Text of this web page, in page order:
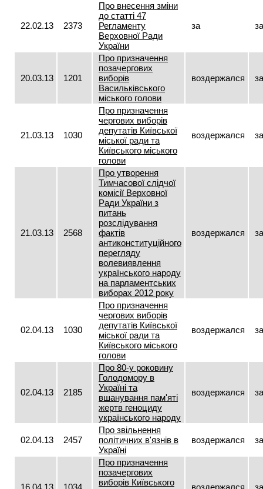
22.02.13 2373
Про внесення зміни
до статті 47
Регламенту
Верховної Ради
України
за за
20.03.13 1201
Про призначення
позачергових
виборів
Васильківського
міського голови
воздержался за
21.03.13 1030
Про призначення
чергових виборів
депутатів Київської
міської ради та
Київського міського
голови
воздержался за
21.03.13 2568
Про утворення
Тимчасової слідчої
комісії Верховної
Ради України з
питань
розслідування
фактів
антиконституційного
перегляду
волевиявлення
українського народу
на парламентських
виборах 2012 року
воздержался за
02.04.13 1030
Про призначення
чергових виборів
депутатів Київської
міської ради та
Київського міського
голови
воздержался за
02.04.13 2185
Про 80-у роковину
Голодомору в
Україні та
вшанування пам'яті
жертв геноциду
українського народу
воздержался за
02.04.13 2457
Про звільнення
політичних в'язнів в
Україні
воздержался за
Про призначення
позачергових
виборів Київського